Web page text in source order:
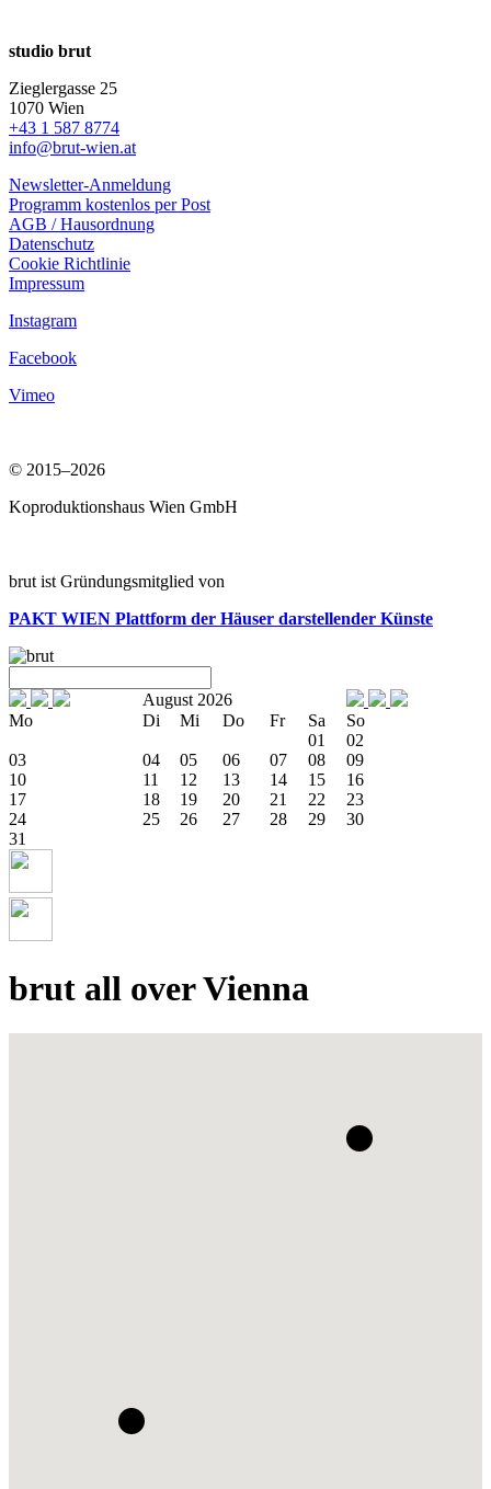
studio brut
Zieglergasse 25
1070 Wien
+43 1 587 8774
info@brut-wien.at
Newsletter-Anmeldung
Programm kostenlos per Post
AGB / Hausordnung
Datenschutz
Cookie Richtlinie
Impressum
Instagram
Facebook
Vimeo
© 2015–2026
Koproduktionshaus Wien GmbH
brut ist Gründungsmitglied von
PAKT WIEN Plattform der Häuser darstellender Künste
August 2026
Mo
Di Mi Do Fr Sa
So
01
02
03
04 05 06 07 08
09
10
11 12 13 14 15
16
17
18 19 20 21 22
23
24
25 26 27 28 29
30
31
brut all over Vienna